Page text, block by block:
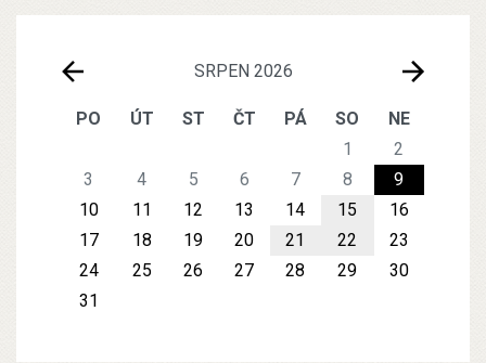
SRPEN 2026
PO ÚT ST ČT PÁ SO
NE
1
2
3
4 5 6 7 8
9
10
11 12 13 14 15
16
17
18 19 20 21 22
23
24
25 26 27 28 29
30
31